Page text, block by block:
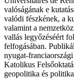
valóságának e
valódi fészkének, a
valamint a
vallás legyőzéséért
felfogásában.
nyugat-
Katolikus
geopolitika és